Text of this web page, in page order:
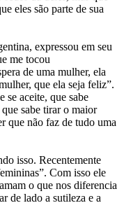
eles são parte de sua
expressou em seu
me tocou
de uma mulher, ela
que ela seja feliz”.
se aceite, que sabe
sabe tirar o maior
que não faz de tudo uma
isso. Recentemente
Com isso ele
o que nos diferencia
de lado a sutileza e a